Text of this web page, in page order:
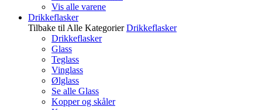
Vis alle varene
Drikkeflasker
Tilbake til Alle Kategorier Drikkeflasker
Drikkeflasker
Glass
Teglass
Vinglass
Ølglass
Se alle Glass
Kopper og skåler